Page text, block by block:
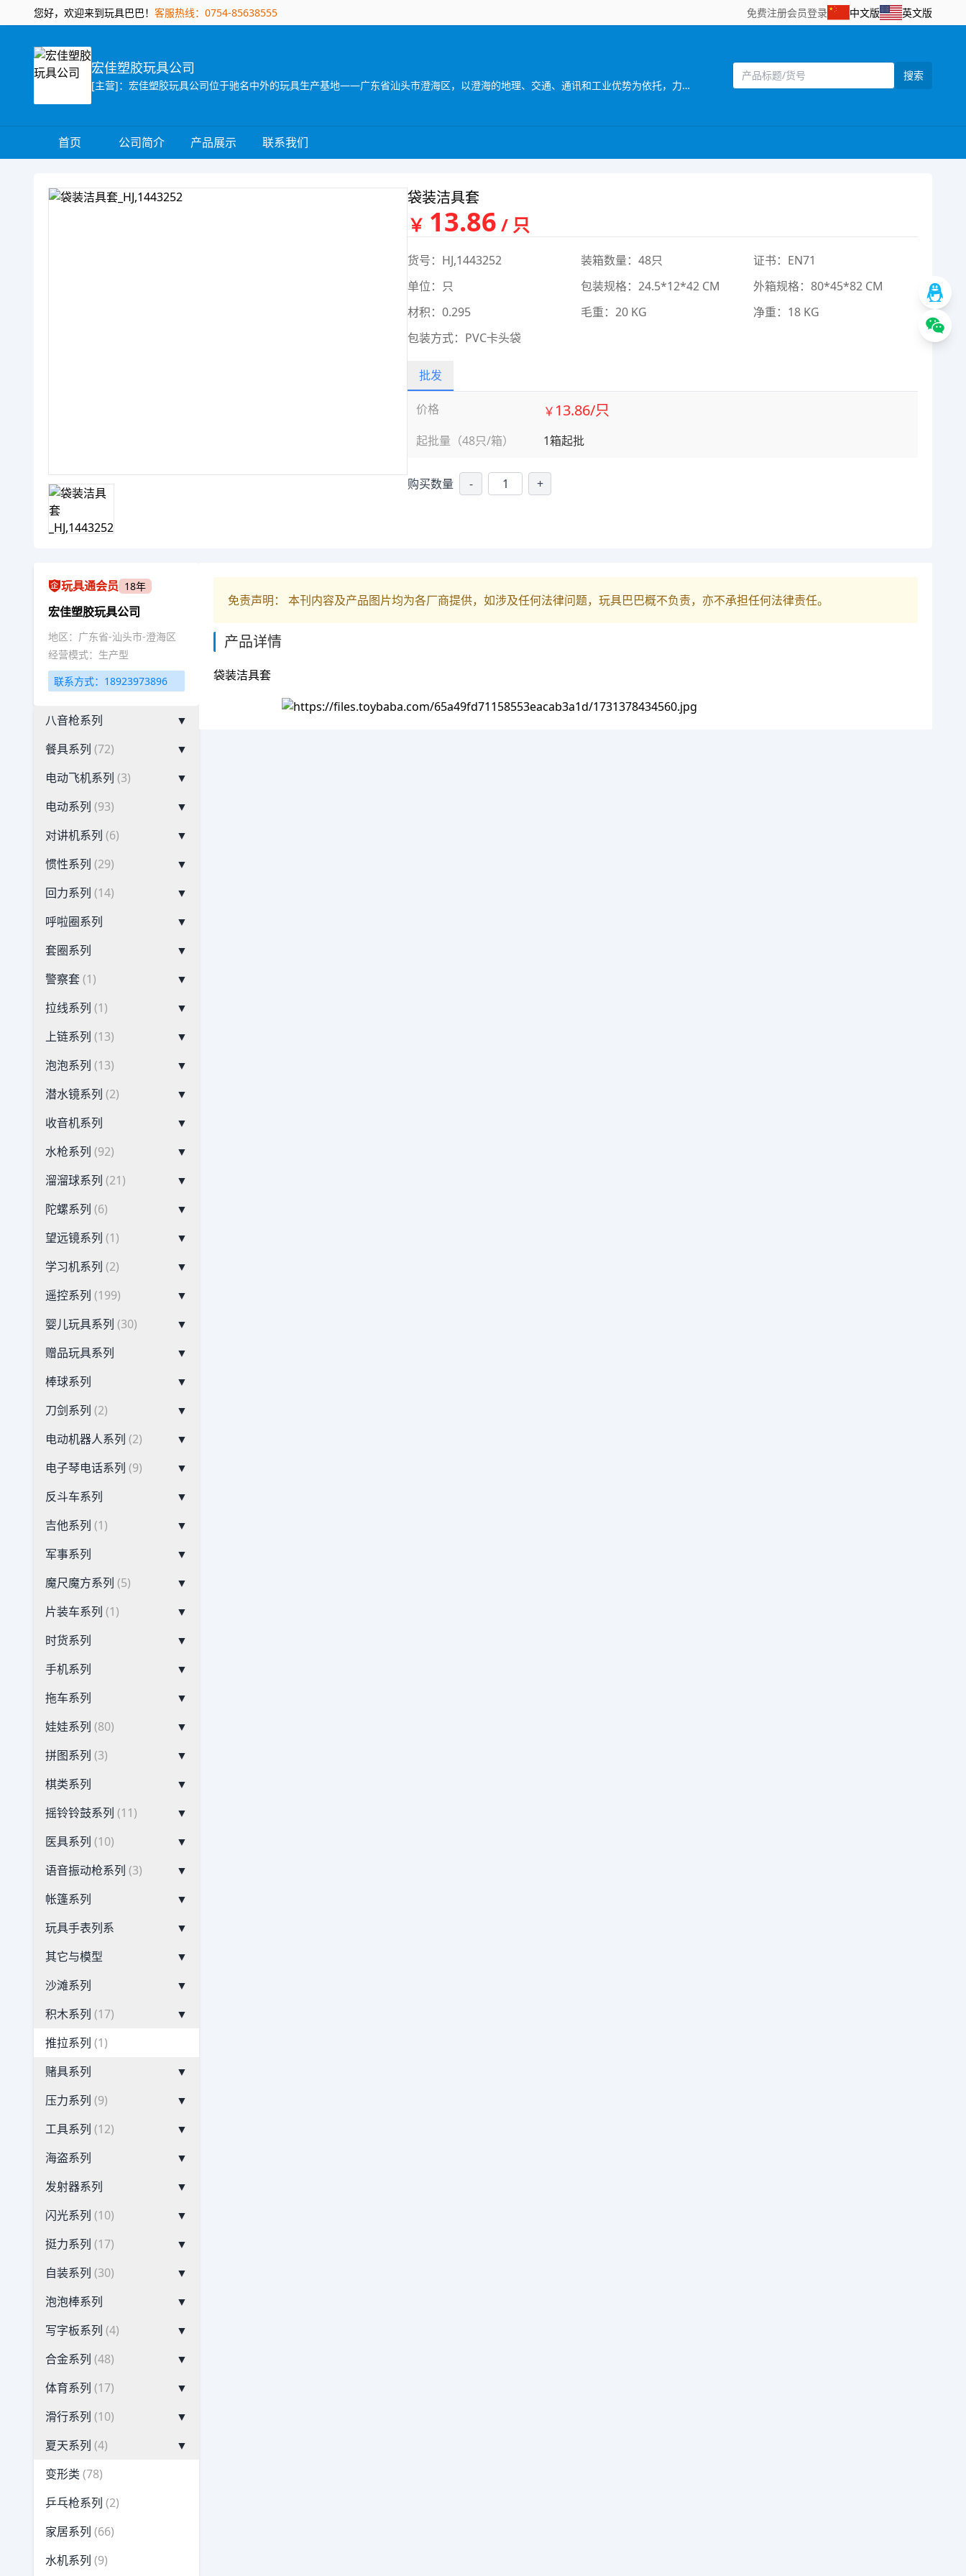
您好，欢迎来到玩具巴巴！ 客服热线：0754-85638555 免费注册会员登录 中文版 英文版
宏佳塑胶玩具公司
[主营]：宏佳塑胶玩具公司位于驰名中外的玩具生产基地——广东省汕头市澄海区，以澄海的地理、交通、通讯和工业优势为依托，力求开拓更广阔的国内及国际市场。样品种类齐全、款式新颖、价格便利，秉承“重诺守信，共创双赢”的营销宗旨，为各界新老客户提供优势的产品和优质的服务。欢迎各位新老客户前来洽谈订购，多谢合作！ ?
搜索
首页 公司简介 产品展示 联系我们
袋装洁具套
￥ 13.86 / 只
货号：HJ,1443252 装箱数量：48只
证书：EN71
单位：只
包装规格：24.5*12*42 CM
外箱规格：80*45*82 CM
材积：0.295
毛重：20 KG
净重：18 KG
包装方式：PVC卡头袋
批发
价格
起批量（48只/箱）
￥ 13.86/只
1箱起批
购买数量 - +
玩具通会员 18年
宏佳塑胶玩具公司
地区：广东省-汕头市-澄海区
经营模式：生产型
联系方式：18923973896
八音枪系列
▼
餐具系列 (72)
▼
电动飞机系列 (3)
▼
电动系列 (93)
▼
对讲机系列 (6)
▼
惯性系列 (29)
▼
回力系列 (14)
▼
呼啦圈系列
▼
套圈系列
▼
警察套(1)
▼
拉线系列 (1)
▼
上链系列 (13)
▼
泡泡系列 (13)
▼
潜水镜系列 (2)
▼
收音机系列
▼
水枪系列 (92)
▼
溜溜球系列 (21)
▼
陀螺系列 (6)
▼
望远镜系列 (1)
▼
学习机系列 (2)
▼
遥控系列 (199)
▼
婴儿玩具系列 (30)
▼
赠品玩具系列
▼
棒球系列
▼
刀剑系列 (2)
▼
电动机器人系列 (2)
▼
电子琴电话系列 (9)
▼
反斗车系列
▼
吉他系列 (1)
▼
军事系列
▼
魔尺魔方系列 (5)
▼
片装车系列 (1)
▼
时货系列
▼
手机系列
▼
拖车系列
▼
娃娃系列 (80)
▼
拼图系列 (3)
▼
棋类系列
▼
摇铃铃鼓系列 (11)
▼
医具系列 (10)
▼
语音振动枪系列 (3)
▼
帐篷系列
▼
玩具手表列系
▼
其它与模型
▼
沙滩系列
▼
积木系列 (17)
▼
推拉系列 (1)
赌具系列
▼
压力系列 (9)
▼
工具系列 (12)
▼
海盗系列
▼
发射器系列
▼
闪光系列 (10)
▼
挺力系列 (17)
▼
自装系列 (30)
▼
泡泡棒系列
▼
写字板系列 (4)
▼
合金系列 (48)
▼
体育系列 (17)
▼
滑行系列 (10)
▼
夏天系列 (4)
▼
变形类 (78)
乒乓枪系列 (2)
家居系列 (66)
水机系列 (9)
免责声明： 本刊内容及产品图片均为各厂商提供，如涉及任何法律问题，玩具巴巴概不负责，亦不承担任何法律责任。
产品详情
袋装洁具套